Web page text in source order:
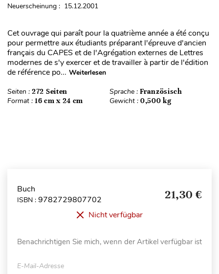
Neuerscheinung : 15.12.2001
Cet ouvrage qui paraît pour la quatrième année a été conçu
pour permettre aux étudiants préparant l'épreuve d'ancien
français du CAPES et de l'Agrégation externes de Lettres
modernes de s'y exercer et de travailler à partir de l'édition
de référence po... Weiterlesen
Seiten : 272 Seiten Sprache : Französisch
Format : 16 cm x 24 cm Gewicht : 0,500 kg
Buch
ISBN : 9782729807702 21,30 €
Nicht verfügbar
Benachrichtigen Sie mich, wenn der Artikel verfügbar ist
E-Mail-Adresse